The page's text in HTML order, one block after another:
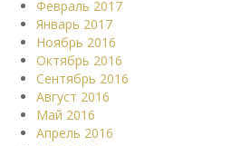
Февраль 2017
Январь 2017
Ноябрь 2016
Октябрь 2016
Сентябрь 2016
Август 2016
Май 2016
Апрель 2016